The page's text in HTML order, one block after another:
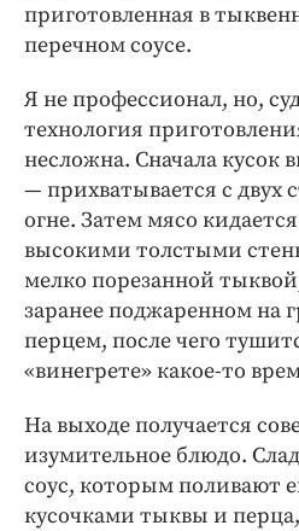
приготовленная в
перечном соусе.
Я не профессионал, но,
технология
несложна. Сначала кусок
— прихватывается с двух
огне. Затем мясо
высокими толстыми
мелко порезанной
заранее поджаренном на
перцем, после чего
«винегрете» какое-то
На выходе получается
изумительное блюдо.
соус, которым поливают
кусочками тыквы и